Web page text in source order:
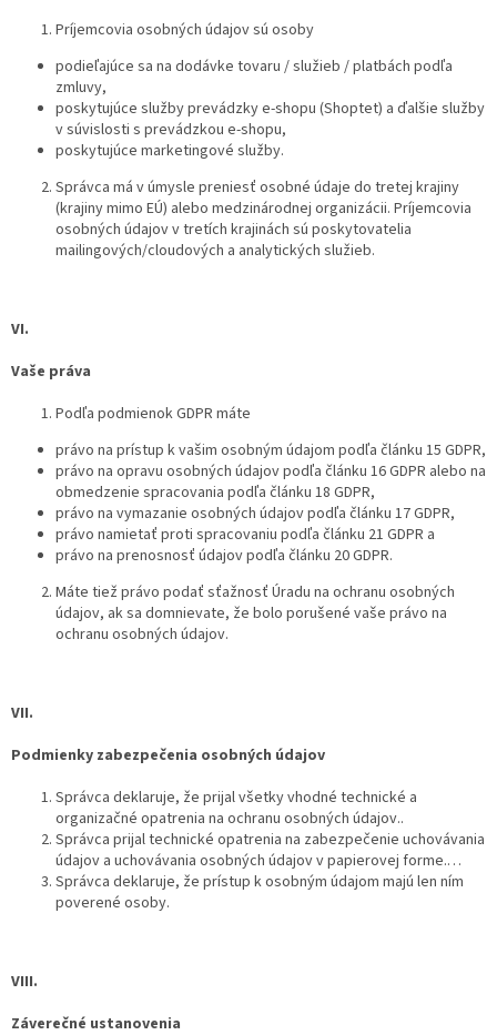
Príjemcovia osobných údajov sú osoby
podieľajúce sa na dodávke tovaru / služieb / platbách podľa
zmluvy,
poskytujúce služby prevádzky e-shopu (Shoptet) a ďalšie služby
v súvislosti s prevádzkou e-shopu,
poskytujúce marketingové služby.
Správca má v úmysle preniesť osobné údaje do tretej krajiny
(krajiny mimo EÚ) alebo medzinárodnej organizácii. Príjemcovia
osobných údajov v tretích krajinách sú poskytovatelia
mailingových/cloudových a analytických služieb.
VI.
Vaše práva
Podľa podmienok GDPR máte
právo na prístup k vašim osobným údajom podľa článku 15 GDPR,
právo na opravu osobných údajov podľa článku 16 GDPR alebo na
obmedzenie spracovania podľa článku 18 GDPR,
právo na vymazanie osobných údajov podľa článku 17 GDPR,
právo namietať proti spracovaniu podľa článku 21 GDPR a
právo na prenosnosť údajov podľa článku 20 GDPR.
Máte tiež právo podať sťažnosť Úradu na ochranu osobných
údajov, ak sa domnievate, že bolo porušené vaše právo na
ochranu osobných údajov.
VII.
Podmienky zabezpečenia osobných údajov
Správca deklaruje, že prijal všetky vhodné technické a
organizačné opatrenia na ochranu osobných údajov..
Správca prijal technické opatrenia na zabezpečenie uchovávania
údajov a uchovávania osobných údajov v papierovej forme.…
Správca deklaruje, že prístup k osobným údajom majú len ním
poverené osoby.
VIII.
Záverečné ustanovenia